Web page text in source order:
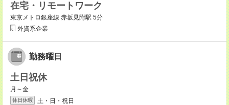
在宅・リモートワーク
東京メトロ銀座線 赤坂見附駅 5分
外資系企業
勤務曜日
土日祝休
月～金
休日休暇 土・日・祝日